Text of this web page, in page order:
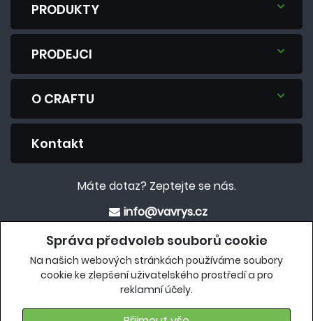
Správa předvoleb souborů cookie
Na našich webových stránkách používáme soubory
cookie ke zlepšení uživatelského prostředí a pro
reklamní účely.
PRODUKTY
PRODEJCI
O CRAFTU
Kontakt
Máte dotaz? Zeptejte se nás.
info@vavrys.cz
+420 575 570 913
Eshop
crafteshop.vavrys.cz